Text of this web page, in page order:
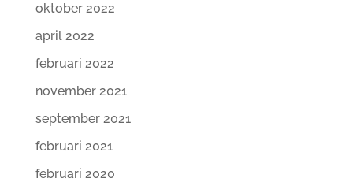
oktober 2022
april 2022
februari 2022
november 2021
september 2021
februari 2021
februari 2020